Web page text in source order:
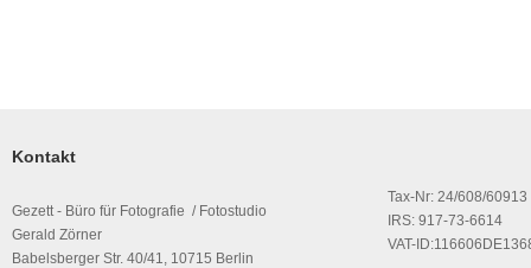
Kontakt
Gezett - Büro für Fotografie / Fotostudio
Gerald Zörner
Babelsberger Str. 40/41, 10715 Berlin
Tax-Nr: 24/608/60913
IRS: 917-73-6614
VAT-